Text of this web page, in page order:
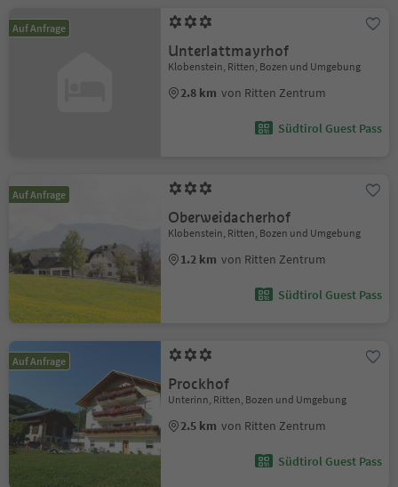
Auf Anfrage
Unterlattmayrhof
Klobenstein, Ritten, Bozen und Umgebung
2.8 km von Ritten Zentrum
Südtirol Guest Pass
Auf Anfrage
Oberweidacherhof
Klobenstein, Ritten, Bozen und Umgebung
1.2 km von Ritten Zentrum
Südtirol Guest Pass
Auf Anfrage
Prockhof
Unterinn, Ritten, Bozen und Umgebung
2.5 km von Ritten Zentrum
Südtirol Guest Pass